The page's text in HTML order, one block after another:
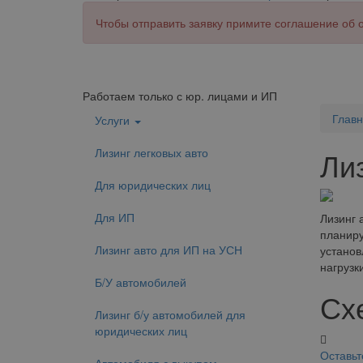
Чтобы отправить заявку примите соглашение
Работаем только с юр. лицами и ИП
Услуги
Лизинг легковых авто
Для юридических лиц
Для ИП
Лизинг авто для ИП на УСН
Б/У автомобилей
Лизинг б/у автомобилей для
юридических лиц
Лизинг